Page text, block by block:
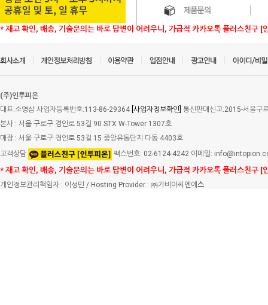
* 재고 확인, 배송, 기술문의는 바로 답변이 어려우니, 가급적 카카오톡 플러스친구 [
(주)인투피온
대표:소영삼 사업자등록번호:113-86-29364 [사업자정보확인] 통신판매신고:2015-서울구
본사 : 서울 구로구 경인로 53길 90 STX W-Tower 1307호
매장 : 서울 구로구 경인로 53길 15 중앙유통단지 다동 4403호
고객상담
팩스번호: 02-6124-4242 이메일:
* 재고 확인, 배송, 기술문의는 바로 답변이 어려우니, 가급적 카카오톡 플러스친구 [
개인정보관리책임자 : 이성민 / Hosting Provider : ㈜가비아씨엔에 스